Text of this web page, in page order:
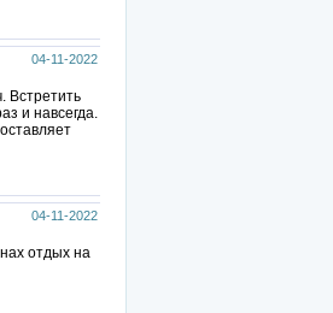
04-11-2022
Встретить
и навсегда.
04-11-2022
отдых на